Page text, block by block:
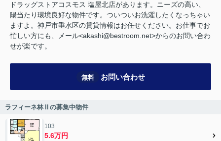
ドラッグストアコスモス 塩屋北店があります。ニーズの高い、
陽当たり環境良好な物件です。ついついお洗濯したくなっちゃい
ますよ。神戸市垂水区の賃貸情報はお任せください。お仕事でお
忙しい方にも、メール<akashi@bestroom.net>からのお問い合わ
せが楽です。
無料 お問い合わせ
ラフィーネ林Ⅱの募集中物件
103
5.6万円